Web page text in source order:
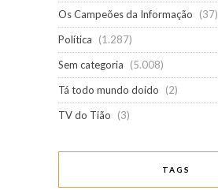
Os Campeões da Informação
(37)
Política
(1.287)
Sem categoria
(5.008)
Tá todo mundo doido
(2)
TV do Tião
(3)
TAGS